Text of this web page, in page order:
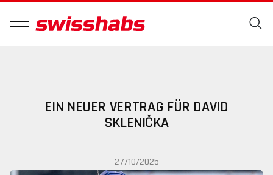
EIN NEUER VERTRAG FÜR DAVID
SKLENIČKA
27/10/2025